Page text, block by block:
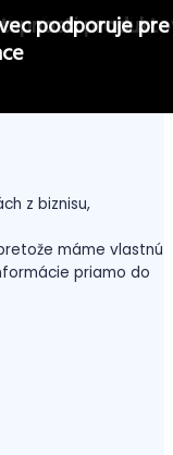
Bolo
po kontrole
finančnej
spolu v
opatrenia.
podporuje pre
z biznisu,
máme vlastnú
priamo do